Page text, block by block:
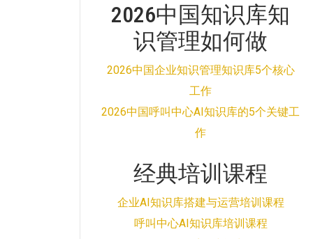
2026中国知识库知
识管理如何做
2026中国企业知识管理知识库5个核心
工作
2026中国呼叫中心AI知识库的5个关键工
作
经典培训课程
企业AI知识库搭建与运营培训课程
呼叫中心AI知识库培训课程